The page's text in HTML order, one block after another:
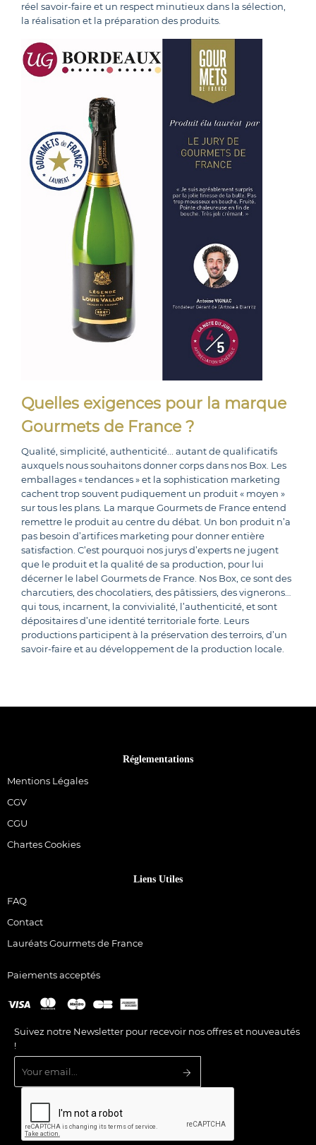
réel savoir-faire et un respect minutieux dans la sélection,
la réalisation et la préparation des produits.
Quelles exigences pour la marque
Gourmets de France ?
Qualité, simplicité, authenticité... autant de qualificatifs
auxquels nous souhaitons donner corps dans nos Box. Les
emballages « tendances » et la sophistication marketing
cachent trop souvent pudiquement un produit « moyen »
sur tous les plans. La marque Gourmets de France entend
remettre le produit au centre du débat. Un bon produit n’a
pas besoin d’artifices marketing pour donner entière
satisfaction. C’est pourquoi nos jurys d’experts ne jugent
que le produit et la qualité de sa production, pour lui
décerner le label Gourmets de France. Nos Box, ce sont des
charcutiers, des chocolatiers, des pâtissiers, des vignerons…
qui tous, incarnent, la convivialité, l’authenticité, et sont
dépositaires d’une identité territoriale forte. Leurs
productions participent à la préservation des terroirs, d’un
savoir-faire et au développement de la production locale.
Réglementations
Mentions Légales
CGV
CGU
Chartes Cookies
Liens Utiles
FAQ
Contact
Lauréats Gourmets de France
Paiements acceptés
Suivez notre Newsletter pour recevoir nos offres et nouveautés
!